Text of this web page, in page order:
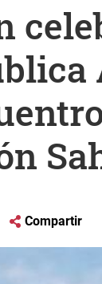
Compartir